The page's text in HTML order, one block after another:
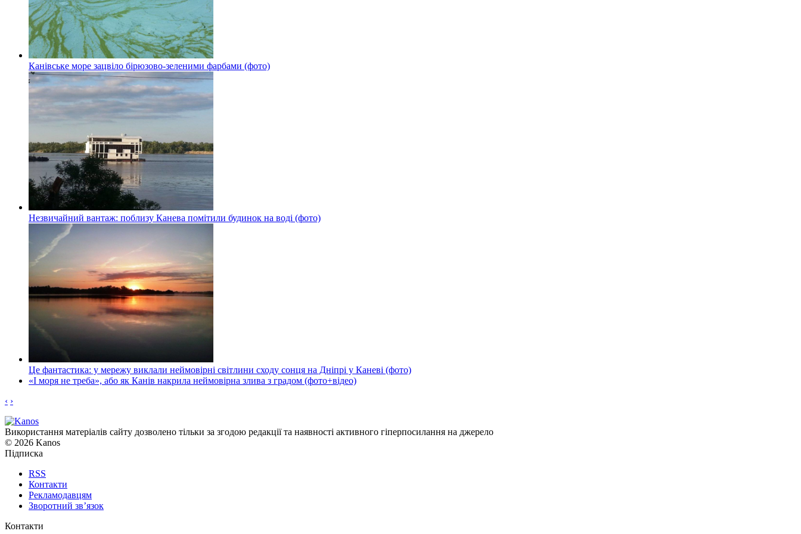
Канівське море зацвіло бірюзово-зеленими фарбами (фото)
Незвичайний вантаж: поблизу Канева помітили будинок на воді (фото)
Це фантастика: у мережу виклали неймовірні світлини сходу сонця на Дніпрі у Каневі (фото)
«І моря не треба», або як Канів накрила неймовірна злива з градом (фото+відео)
‹ ›
Використання матеріалів сайту дозволено тільки за згодою редакції та наявності активного гіперпосилання на джерело
© 2026 Kanos
Підписка
RSS
Контакти
Рекламодавцям
Зворотний зв’язок
Контакти